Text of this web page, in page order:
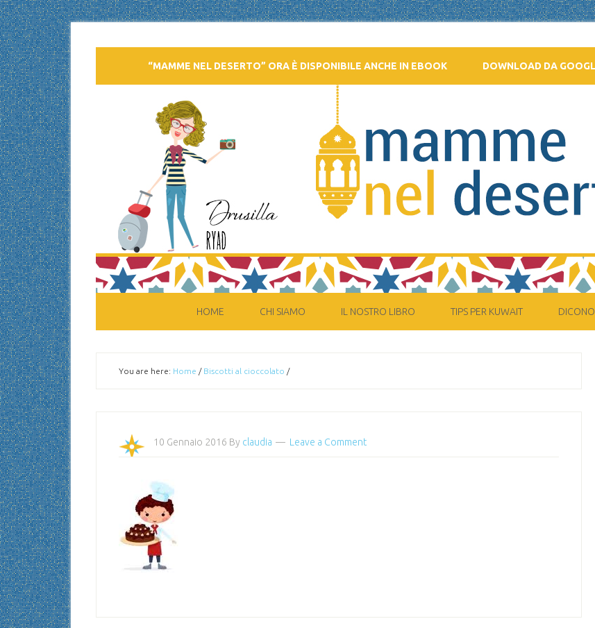
“MAMME NEL DESERTO” ORA È DISPONIBILE ANCHE IN EBOOK DOWNLOAD DA
HOME CHI SIAMO IL NOSTRO LIBRO TIPS PER KUWAIT
You are here: Home / Biscotti al cioccolato /
10 Gennaio 2016 By claudia Leave a Comment